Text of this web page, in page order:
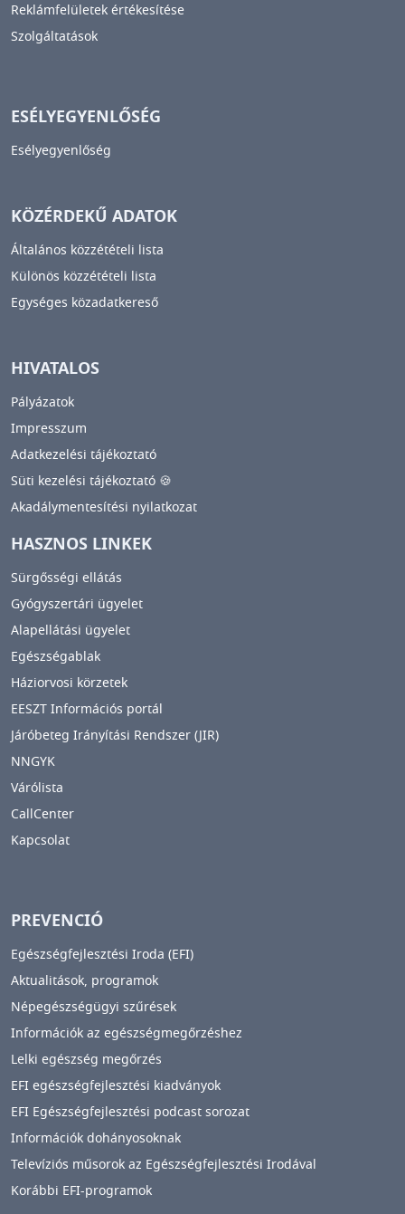
Reklámfelületek értékesítése
Szolgáltatások
ESÉLYEGYENLŐSÉG
Esélyegyenlőség
KÖZÉRDEKŰ ADATOK
Általános közzétételi lista
Különös közzétételi lista
Egységes közadatkereső
HIVATALOS
Pályázatok
Impresszum
Adatkezelési tájékoztató
Süti kezelési tájékoztató 🍪
Akadálymentesítési nyilatkozat
HASZNOS LINKEK
Sürgősségi ellátás
Gyógyszertári ügyelet
Alapellátási ügyelet
Egészségablak
Háziorvosi körzetek
EESZT Információs portál
Járóbeteg Irányítási Rendszer (JIR)
NNGYK
Várólista
CallCenter
Kapcsolat
PREVENCIÓ
Egészségfejlesztési Iroda (EFI)
Aktualitások, programok
Népegészségügyi szűrések
Információk az egészségmegőrzéshez
Lelki egészség megőrzés
EFI egészségfejlesztési kiadványok
EFI Egészségfejlesztési podcast sorozat
Információk dohányosoknak
Televíziós műsorok az Egészségfejlesztési Irodával
Korábbi EFI-programok